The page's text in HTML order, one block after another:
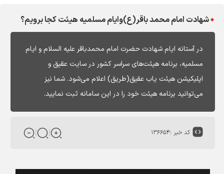
شهادت امام محمد باقر(ع)وایام مسلمیه هیئت کجا برویم؟
در آستانه ایام شهادت حضرت امام محمدباقر علیه السلام و ایام
مسلمیه، برنامه هیئت‌های سراسر کشور در سایت عقیق و
اپلیکیشن هیئت یاب عقیق(طریق) اعلام می‌شود. شما نیز
می‌توانید برنامه هیئت خود را در این سامانه ثبت نمایید.
کد خبر :۱۳۶۶۵۴